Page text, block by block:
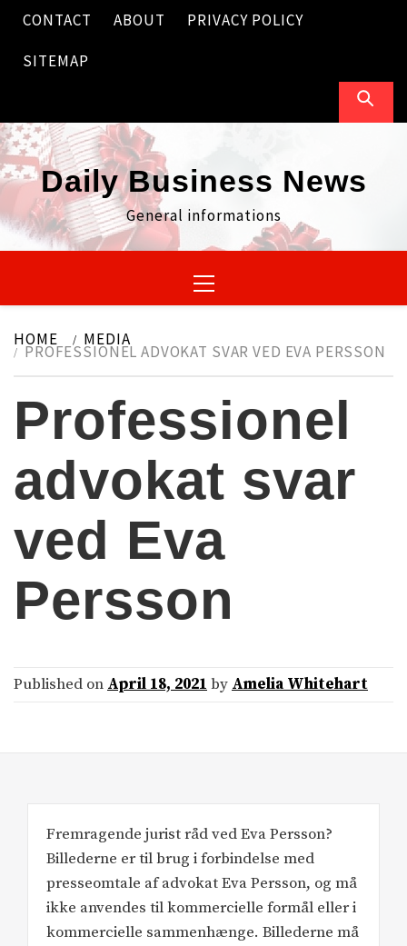
Skip
content
CONTACT ABOUT PRIVACY POLICY
SITEMAP
Daily Business News
General informations
Menu
HOME MEDIA
PROFESSIONEL ADVOKAT SVAR VED EVA PERSSON
Professionel
advokat svar
ved Eva
Persson
Published on April 18, 2021 by Amelia Whitehart
Fremragende jurist råd ved Eva Persson?
Billederne er til brug i forbindelse med
presseomtale af advokat Eva Persson, og må
ikke anvendes til kommercielle formål eller i
kommercielle sammenhænge. Billederne må